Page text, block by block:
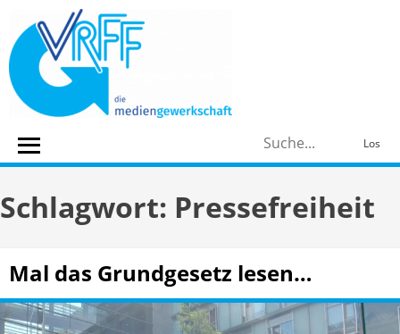
content
Los
Schlagwort: Pressefreiheit
Mal das Grundgesetz lesen…